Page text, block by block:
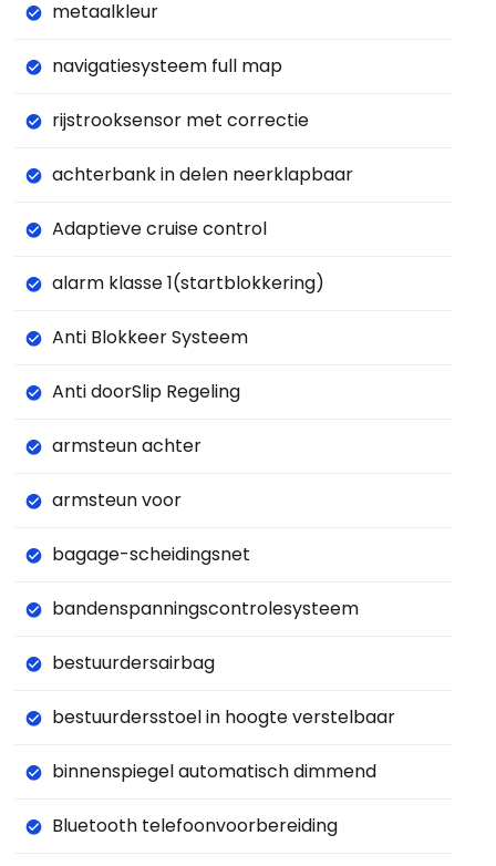
metaalkleur
navigatiesysteem full map
rijstrooksensor met correctie
achterbank in delen neerklapbaar
Adaptieve cruise control
alarm klasse 1(startblokkering)
Anti Blokkeer Systeem
Anti doorSlip Regeling
armsteun achter
armsteun voor
bagage-scheidingsnet
bandenspanningscontrolesysteem
bestuurdersairbag
bestuurdersstoel in hoogte verstelbaar
binnenspiegel automatisch dimmend
Bluetooth telefoonvoorbereiding